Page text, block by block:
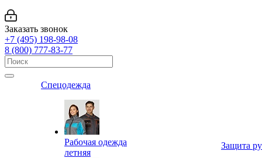
Заказать звонок
+7 (495) 198-98-08
8 (800) 777-83-77
Спецодежда
Рабочая одежда
летняя
Защита